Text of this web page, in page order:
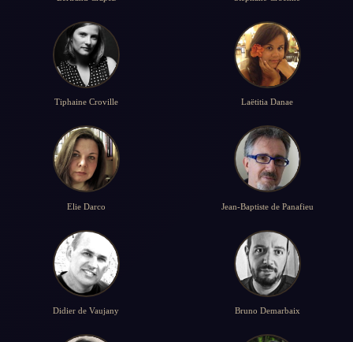
Tiphaine Croville Laëtitia Danae
Elie Darco Jean-Baptiste de Panafieu
Didier de Vaujany Bruno Demarbaix